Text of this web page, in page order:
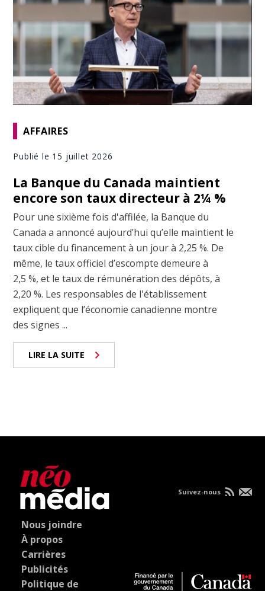
AFFAIRES
Publié le 15 juillet 2026
La Banque du Canada maintient
encore son taux directeur à 2¼ %
Pour une sixième fois d'affilée, la Banque du
Canada a annoncé aujourd’hui qu’elle maintient le
taux cible du financement à un jour à 2,25 %. De
même, le taux officiel d’escompte demeure à
2,5 %, et le taux de rémunération des dépôts, à
2,20 %. Les responsables de l'établissement
expliquent que l’économie canadienne montre
des signes ...
LIRE LA SUITE
Nous joindre
À propos
Carrières
Publicités
Politique de
Suivez-nous